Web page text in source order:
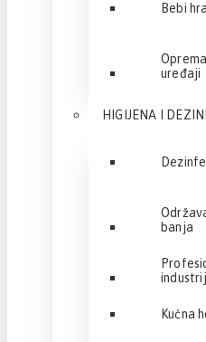
Bebi
uređaji
HIGIJENA I
banja
Kućna